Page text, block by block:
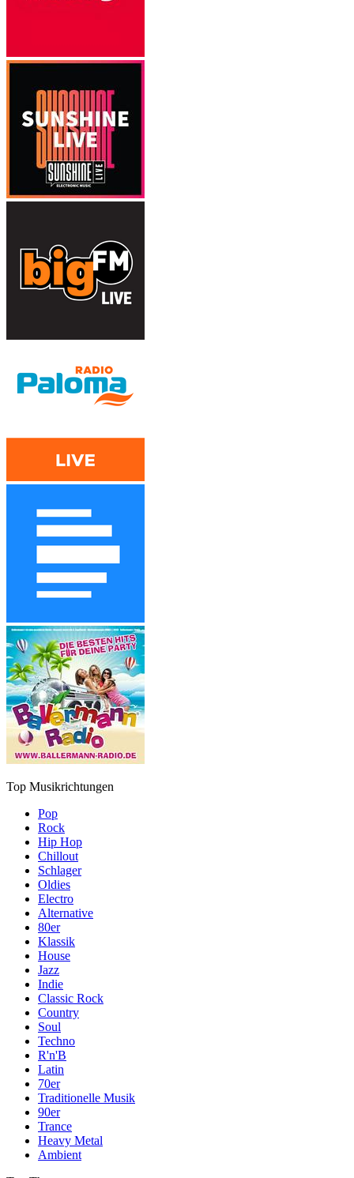
Top Musikrichtungen
Pop
Rock
Hip Hop
Chillout
Schlager
Oldies
Electro
Alternative
80er
Klassik
House
Jazz
Indie
Classic Rock
Country
Soul
Techno
R'n'B
Latin
70er
Traditionelle Musik
90er
Trance
Heavy Metal
Ambient